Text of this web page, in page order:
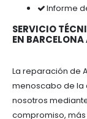
Informe
SERVICIO
EN
La reparación de
menoscabo de la
nosotros
compromiso,